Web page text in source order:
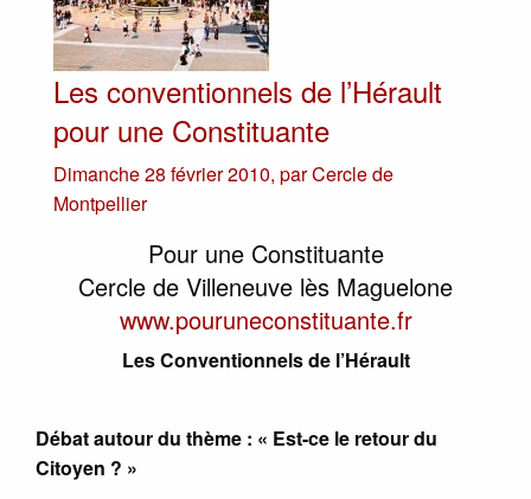
Les conventionnels de l’Hérault
pour une Constituante
Dimanche 28 février 2010, parCercle de
Montpellier
Pour une Constituante
Cercle de Villeneuve lès Maguelone
www.pouruneconstituante.fr
Les Conventionnels de l’Hérault
Débat autour du thème : « Est-ce le retour du
Citoyen ? »